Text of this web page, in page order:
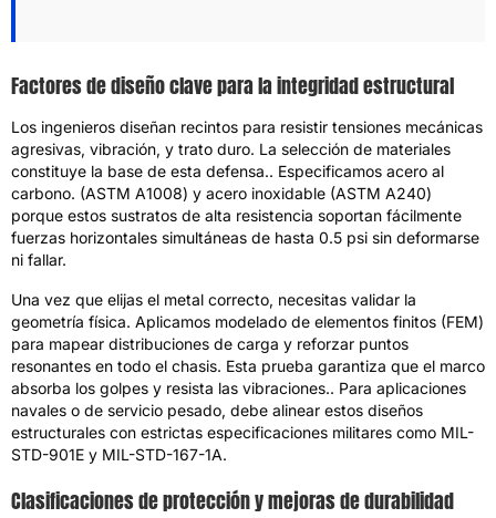
Factores de diseño clave para la integridad estructural
Los ingenieros diseñan recintos para resistir tensiones mecánicas
agresivas, vibración, y trato duro. La selección de materiales
constituye la base de esta defensa.. Especificamos acero al
carbono. (ASTM A1008) y acero inoxidable (ASTM A240)
porque estos sustratos de alta resistencia soportan fácilmente
fuerzas horizontales simultáneas de hasta 0.5 psi sin deformarse
ni fallar.
Una vez que elijas el metal correcto, necesitas validar la
geometría física. Aplicamos modelado de elementos finitos (FEM)
para mapear distribuciones de carga y reforzar puntos
resonantes en todo el chasis. Esta prueba garantiza que el marco
absorba los golpes y resista las vibraciones.. Para aplicaciones
navales o de servicio pesado, debe alinear estos diseños
estructurales con estrictas especificaciones militares como MIL-
STD-901E y MIL-STD-167-1A.
Clasificaciones de protección y mejoras de durabilidad